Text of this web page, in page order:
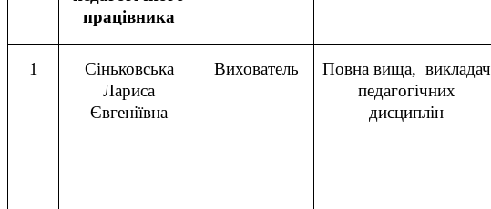
працівника
1
Сіньковська
Лариса
Євгеніївна
Вихователь
Повна вища, викладач
педагогічних
дисциплін